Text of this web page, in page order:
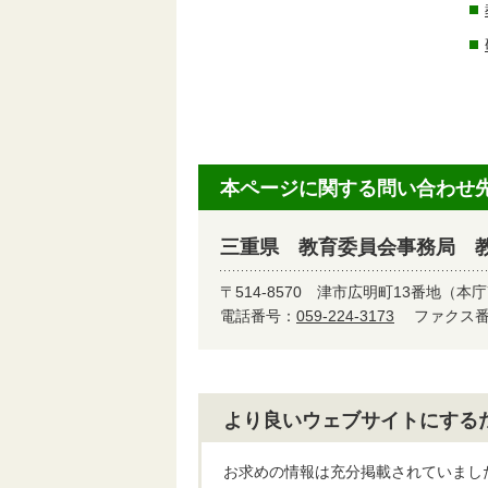
本ページに関する問い合わせ
三重県 教育委員会事務局
〒514-8570 津市広明町13番地（本
電話番号： 059-224-3173 ファクス
より良いウェブサイトにす
お求めの情報は充分掲載されていまし